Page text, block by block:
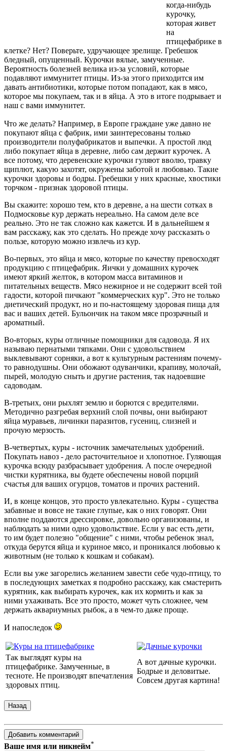
когда-нибудь
курочку,
которая живет
на
птицефабрике в
клетке? Нет? Поверьте, удручающее зрелище. Гребешок
бледный, опущенный. Курочки вялые, замученные.
Вероятность болезней велика из-за условий, которые
подавляют иммунитет птицы. Из-за этого приходится им
давать антибиотики, которые потом попадают, как в мясо,
которое мы покупаем, так и в яйца. А это в итоге подрывает и
наш с вами иммунитет.
Что же делать? Например, в Европе граждане уже давно не
покупают яйца с фабрик, ими заинтересованы только
производители полуфабрикатов и выпечки. А простой люд
либо покупает яйца в деревне, либо сам держит курочек. А
все потому, что деревенские курочки гуляют вволю, травку
щиплют, какую захотят, окружены заботой и любовью. Такие
курочки здоровы и бодры. Гребешки у них красные, хвостики
торчком - признак здоровой птицы.
Вы скажите: хорошо тем, кто в деревне, а на шести сотках в
Подмосковье кур держать нереально. На самом деле все
реально. Это не так сложно как кажется. И в дальнейшем я
вам расскажу, как это сделать. Но прежде хочу рассказать о
пользе, которую можно извлечь из кур.
Во-первых, это яйца и мясо, которые по качеству превосходят
продукцию с птицефабрик. Яички у домашних курочек
имеют яркий желток, в котором масса витаминов и
питательных веществ. Мясо нежирное и не содержит всей той
гадости, которой пичкают "коммерческих кур". Это не только
диетический продукт, но и по-настоящему здоровая пища для
вас и ваших детей. Бульончик на таком мясе прозрачный и
ароматный.
Во-вторых, куры отличные помощники для садовода. Я их
называю пернатыми тяпками. Они с удовольствием
выклевывают сорняки, а вот к культурным растениям почему-
то равнодушны. Они обожают одуванчики, крапиву, молочай,
пырей, молодую сныть и другие растения, так надоевшие
садоводам.
В-третьих, они рыхлят землю и борются с вредителями.
Методично разгребая верхний слой почвы, они выбирают
яйца муравьев, личинки паразитов, гусениц, слизней и
прочую мерзость.
В-четвертых, куры - источник замечательных удобрений.
Покупать навоз - дело расточительное и хлопотное. Гуляющая
курочка всюду разбрасывает удобрения. А после очередной
чистки курятника, вы будете обеспечены новой порций
счастья для ваших огурцов, томатов и прочих растений.
И, в конце концов, это просто увлекательно. Куры - существа
забавные и вовсе не такие глупые, как о них говорят. Они
вполне поддаются дрессировке, довольно организованы, и
наблюдать за ними одно удовольствие. Если у вас есть дети,
то им будет полезно "общение" с ними, чтобы ребенок знал,
откуда берутся яйца и куриное мясо, и проникался любовью к
животным (не только к кошкам и собакам).
Если вы уже загорелись желанием завести себе чудо-птицу, то
в последующих заметках я подробно расскажу, как смастерить
курятник, как выбирать курочек, как их кормить и как за
ними ухаживать. Все это просто, может чуть сложнее, чем
держать аквариумных рыбок, а в чем-то даже проще.
И напоследок
Так выглядят куры на
птицефабрике. Замученные, в
тесноте. Не производят впечатления
здоровых птиц.
А вот дачные курочки.
Бодрые и деловитые.
Совсем другая картина!
Ваше имя или никнейм*